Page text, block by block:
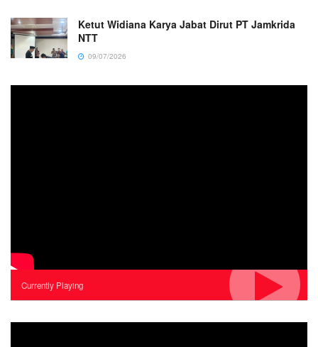
Ketut Widiana Karya Jabat Dirut PT Jamkrida
NTT
09/07/2026
Currently Playing